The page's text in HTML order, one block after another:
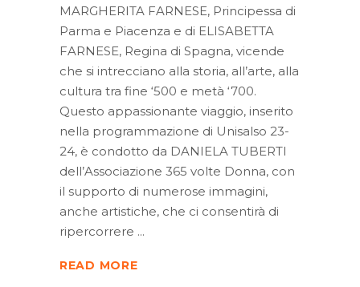
MARGHERITA FARNESE, Principessa di
Parma e Piacenza e di ELISABETTA
FARNESE, Regina di Spagna, vicende
che si intrecciano alla storia, all’arte, alla
cultura tra fine ‘500 e metà ‘700.
Questo appassionante viaggio, inserito
nella programmazione di Unisalso 23-
24, è condotto da DANIELA TUBERTI
dell’Associazione 365 volte Donna, con
il supporto di numerose immagini,
anche artistiche, che ci consentirà di
ripercorrere
READ MORE